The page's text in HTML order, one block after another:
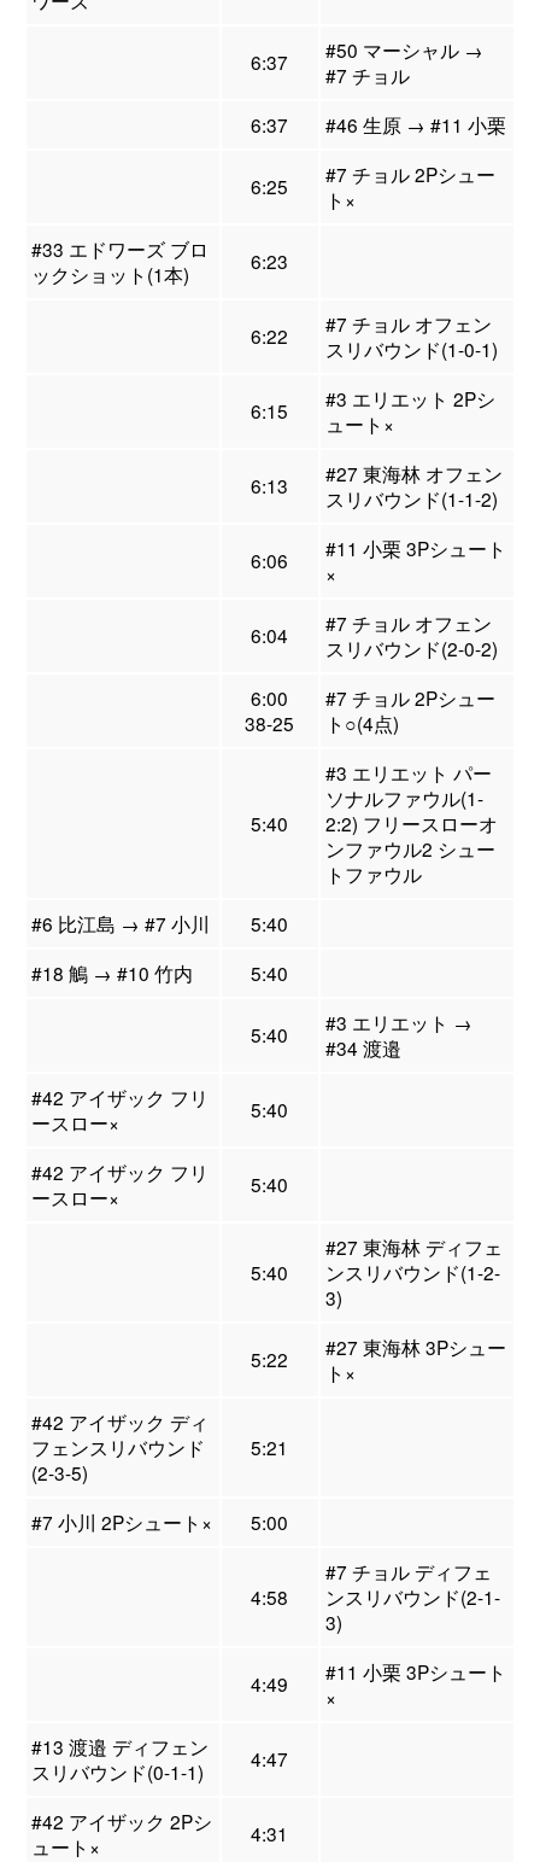
6:37
#50 マーシャル →
#7 チョル
6:37
#46 生原 → #11 小栗
6:25
#7 チョル 2Pシュー
ト×
#33 エドワーズ ブロ
ックショット(1本)
6:23
6:22
#7 チョル オフェン
スリバウンド(1-0-1)
6:15
#3 エリエット 2Pシ
ュート×
6:13
#27 東海林 オフェン
スリバウンド(1-1-2)
6:06
#11 小栗 3Pシュート
×
6:04
#7 チョル オフェン
スリバウンド(2-0-2)
6:00
38-25
#7 チョル 2Pシュー
ト○(4点)
5:40
#3 エリエット パー
ソナルファウル(1-
2:2) フリースローオ
ンファウル2 シュー
トファウル
#6 比江島 → #7 小川
5:40
#18 鵤 → #10 竹内
5:40
5:40
#3 エリエット →
#34 渡邉
#42 アイザック フリ
ースロー×
5:40
#42 アイザック フリ
ースロー×
5:40
5:40
#27 東海林 ディフェ
ンスリバウンド(1-2-
3)
5:22
#27 東海林 3Pシュー
ト×
#42 アイザック ディ
フェンスリバウンド
(2-3-5)
5:21
#7 小川 2Pシュート× 5:00
4:58
#7 チョル ディフェ
ンスリバウンド(2-1-
3)
4:49
#11 小栗 3Pシュート
×
#13 渡邉 ディフェン
スリバウンド(0-1-1)
4:47
#42 アイザック 2Pシ
ュート×
4:31